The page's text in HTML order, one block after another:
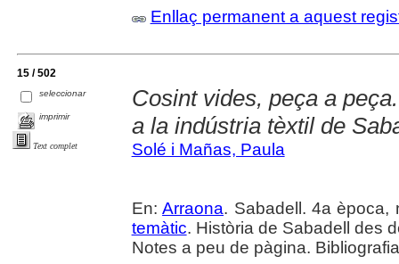
Enllaç permanent a aquest
15 / 502
seleccionar
imprimir
Text complet
Cosint vides, peça a
a la indústria tèxtil de
Solé i Mañas, Paula
En:Arraona. Sabadell. 4a època,
temàtic. Història de Sabadell des
Notes a peu de pàgina.